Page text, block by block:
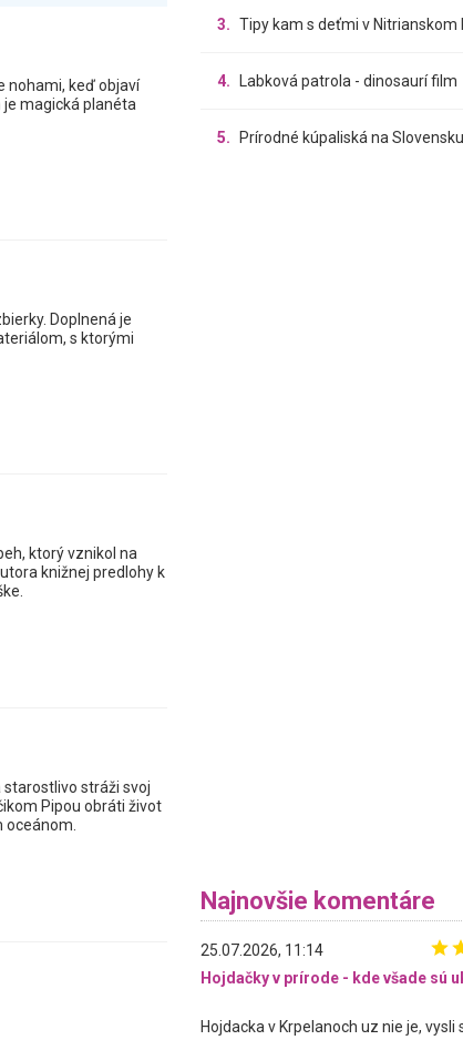
nohami, keď objaví
magická planéta
Doplnená je
s ktorými
ktorý vznikol na
knižnej predlohy k
starostlivo stráži svoj
Pipou obráti život
3. Tipy kam s deťmi v Nitrianskom
4. Labková patrola - dinosaurí film
5. Prírodné kúpaliská na Slovensku
Najnovšie komentáre
25.07.2026, 11:14
Hojdačky v prírode - kde všade sú